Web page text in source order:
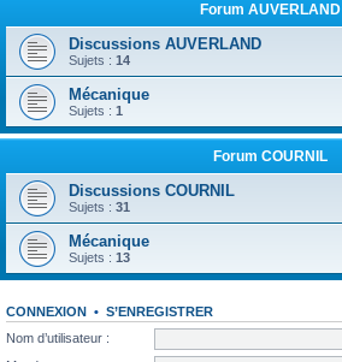
Forum AUVERLAND
Discussions AUVERLAND
Sujets : 14
Mécanique
Sujets : 1
Forum COURNIL
Discussions COURNIL
Sujets : 31
Mécanique
Sujets : 13
CONNEXION • S’ENREGISTRER
Nom d’utilisateur :